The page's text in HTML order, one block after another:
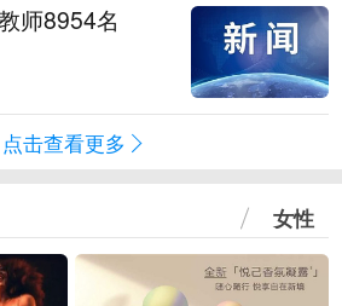
师8954名
点击查看更多
女性